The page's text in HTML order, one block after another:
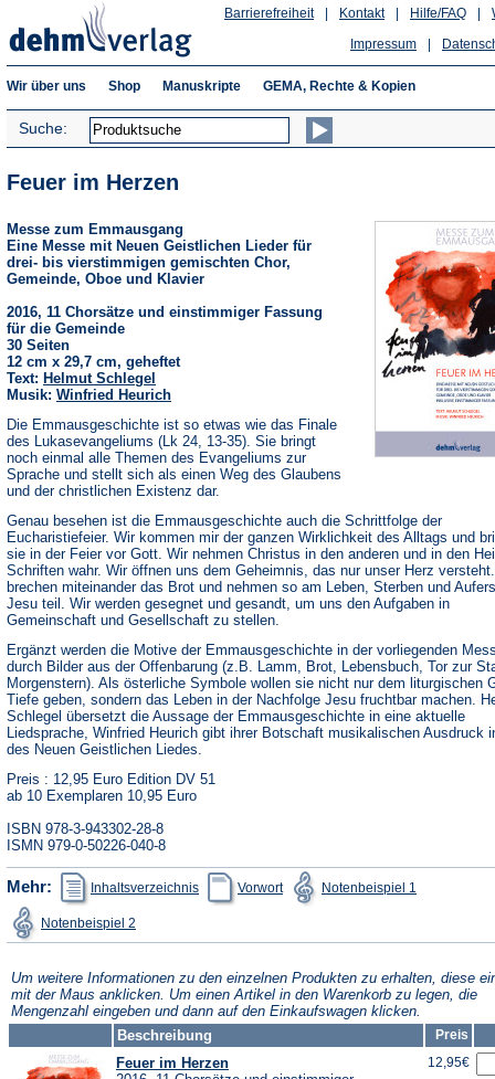
Hilfe/FAQ
Kontakt
Barrierefreiheit
Impressum
Wir über uns Shop Manuskripte GEMA, Rechte & Kopien
Suche:
Feuer im Herzen
Messe zum Emmausgang
Eine Messe mit Neuen Geistlichen Lieder für
drei- bis vierstimmigen gemischten Chor,
Gemeinde, Oboe und Klavier
2016, 11 Chorsätze und einstimmiger Fassung
für die Gemeinde
30 Seiten
12 cm x 29,7 cm, geheftet
Text: Helmut Schlegel
Musik: Winfried Heurich
Die Emmausgeschichte ist so etwas wie das Finale
des Lukasevangeliums (Lk 24, 13-35). Sie bringt
noch einmal alle Themen des Evangeliums zur
Sprache und stellt sich als einen Weg des Glaubens
und der christlichen Existenz dar.
Genau besehen ist die Emmausgeschichte auch die Schrittfolge der
Eucharistiefeier. Wir kommen mir der ganzen Wirklichkeit des Alltags und
sie in der Feier vor Gott. Wir nehmen Christus in den anderen und in den
Schriften wahr. Wir öffnen uns dem Geheimnis, das nur unser Herz
brechen miteinander das Brot und nehmen so am Leben, Sterben und
Jesu teil. Wir werden gesegnet und gesandt, um uns den Aufgaben in
Gemeinschaft und Gesellschaft zu stellen.
Ergänzt werden die Motive der Emmausgeschichte in der vorliegenden
durch Bilder aus der Offenbarung (z.B. Lamm, Brot, Lebensbuch, Tor zur
Morgenstern). Als österliche Symbole wollen sie nicht nur dem liturgischen
Tiefe geben, sondern das Leben in der Nachfolge Jesu fruchtbar machen.
Schlegel übersetzt die Aussage der Emmausgeschichte in eine aktuelle
Liedsprache, Winfried Heurich gibt ihrer Botschaft musikalischen Ausdruck
des Neuen Geistlichen Liedes.
Preis : 12,95 Euro Edition DV 51
ab 10 Exemplaren 10,95 Euro
ISBN 978-3-943302-28-8
ISMN 979-0-50226-040-8
Mehr: Inhaltsverzeichnis
(Öffnet
in
einem
Tab)
Vorwort
(Öffnet
in
einem
Tab)
Notenbeispiel 1in
Tab)
Notenbeispiel 2in
einem
Tab)
Um weitere Informationen zu den einzelnen Produkten zu erhalten, diese
mit der Maus anklicken. Um einen Artikel in den Warenkorb zu legen, die
Mengenzahl eingeben und dann auf den Einkaufswagen klicken.
Beschreibung
Preis
Feuer im Herzen
12,95€